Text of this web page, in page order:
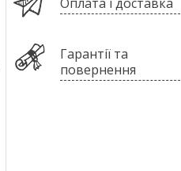
Гарантії та
повернення